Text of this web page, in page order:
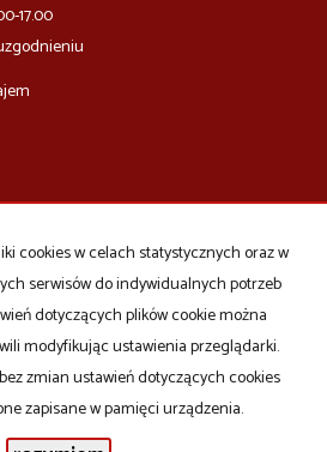
17.00
cookies w celach statystycznych oraz w
serwisów do indywidualnych potrzeb
dotyczących plików cookie można
modyfikując ustawienia przeglądarki.
zmian ustawień dotyczących cookies
zapisane w pamięci urządzenia.